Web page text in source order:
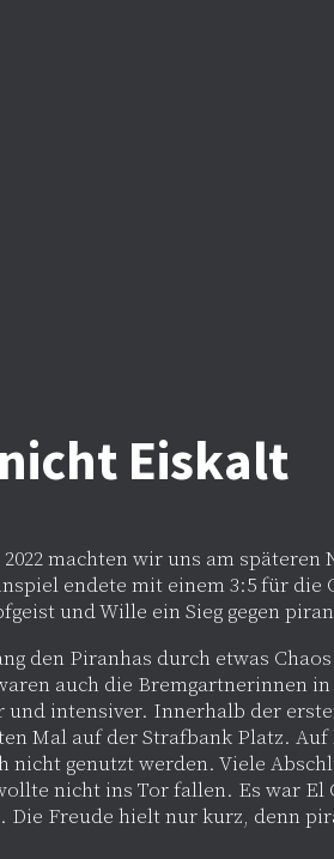
Eiskalt
2022 machten wir uns am
endete mit einem 3:5 für die
und Wille ein Sieg gegen
den Piranhas durch etwas
auch die Bremgartnerinnen
intensiver. Innerhalb der
Mal auf der Strafbank Platz.
genutzt werden. Viele
nicht ins Tor fallen. Es war El
Die Freude hielt nur kurz, denn